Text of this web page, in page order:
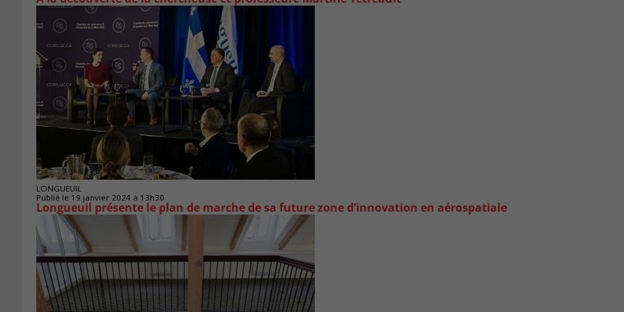
LONGUEUIL
Publié le 19 janvier 2024 à 13h30
Longueuil présente le plan de marche de sa future zone d’innovation en aérospatiale